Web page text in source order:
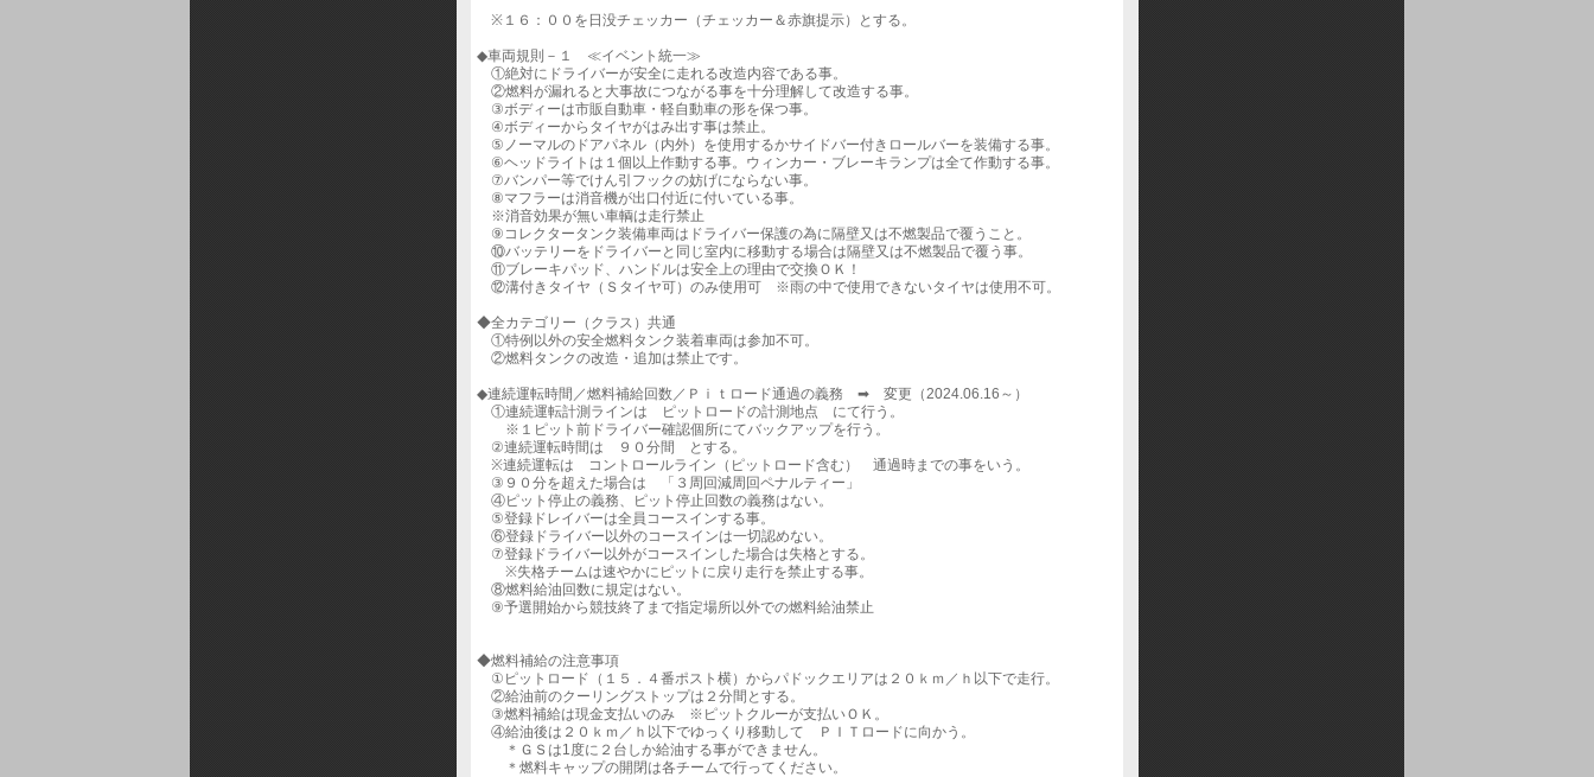
※１６：００を日没チェッカー（チェッカー＆赤旗提示）とする。
◆車両規則－１ ≪イベント統一≫
①絶対にドライバーが安全に走れる改造内容である事。
②燃料が漏れると大事故につながる事を十分理解して改造する事。
③ボディーは市販自動車・軽自動車の形を保つ事。
④ボディーからタイヤがはみ出す事は禁止。
⑤ノーマルのドアパネル（内外）を使用するかサイドバー付きロールバーを装備する事。
⑥ヘッドライトは１個以上作動する事。ウィンカー・ブレーキランプは全て作動する事。
⑦バンパー等でけん引フックの妨げにならない事。
⑧マフラーは消音機が出口付近に付いている事。
※消音効果が無い車輌は走行禁止
⑨コレクタータンク装備車両はドライバー保護の為に隔壁又は不燃製品で覆うこと。
⑩バッテリーをドライバーと同じ室内に移動する場合は隔壁又は不燃製品で覆う事。
⑪ブレーキパッド、ハンドルは安全上の理由で交換ＯＫ！
⑫溝付きタイヤ（Ｓタイヤ可）のみ使用可 ※雨の中で使用できないタイヤは使用不可。
◆全カテゴリー（クラス）共通
①特例以外の安全燃料タンク装着車両は参加不可。
②燃料タンクの改造・追加は禁止です。
◆連続運転時間／燃料補給回数／Ｐｉｔロード通過の義務 ➡ 変更（2024.06.16～）
①連続運転計測ラインは ピットロードの計測地点 にて行う。
※１ピット前ドライバー確認個所にてバックアップを行う。
②連続運転時間は ９０分間 とする。
※連続運転は コントロールライン（ピットロード含む） 通過時までの事をいう。
③９０分を超えた場合は 「３周回減周回ペナルティー」
④ピット停止の義務、ピット停止回数の義務はない。
⑤登録ドレイバーは全員コースインする事。
⑥登録ドライバー以外のコースインは一切認めない。
⑦登録ドライバー以外がコースインした場合は失格とする。
※失格チームは速やかにピットに戻り走行を禁止する事。
⑧燃料給油回数に規定はない。
⑨予選開始から競技終了まで指定場所以外での燃料給油禁止
◆燃料補給の注意事項
①ピットロード（１５．４番ポスト横）からパドックエリアは２０ｋｍ／ｈ以下で走行。
②給油前のクーリングストップは２分間とする。
③燃料補給は現金支払いのみ ※ピットクルーが支払いＯＫ。
④給油後は２０ｋｍ／ｈ以下でゆっくり移動して ＰＩＴロードに向かう。
＊ＧＳは1度に２台しか給油する事ができません。
＊燃料キャップの開閉は各チームで行ってください。